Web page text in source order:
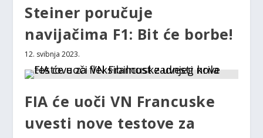
Steiner poručuje
navijačima F1: Bit će borbe!
12. svibnja 2023.
FIA će uoči VN Francuske
uvesti nove testove za